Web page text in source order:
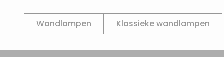
Wandlampen Klassieke wandlampen